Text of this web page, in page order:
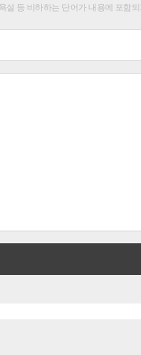
설 등 비하하는 단어가 내용에 포함